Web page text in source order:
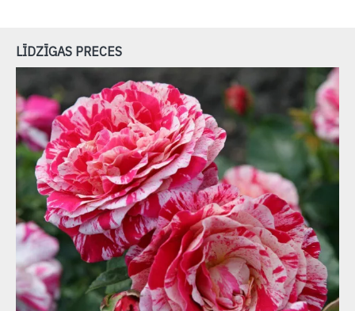
LĪDZĪGAS PRECES